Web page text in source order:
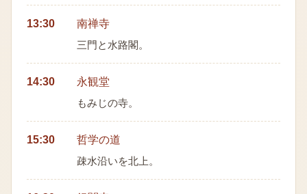
13:30 南禅寺
三門と水路閣。
14:30 永観堂
もみじの寺。
15:30 哲学の道
疎水沿いを北上。